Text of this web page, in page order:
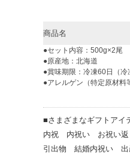
商品名
●セット内容：500g×2尾
●原産地：北海道
●賞味期限：冷凍60日（冷
●アレルゲン（特定原材料
■さまざまなギフトアイ
内祝 内祝い お祝い
引出物 結婚内祝い